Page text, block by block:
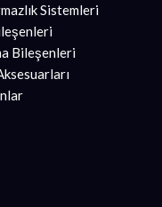
Sistemleri
Bileşenleri